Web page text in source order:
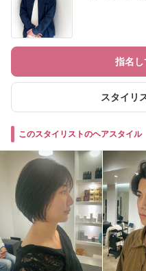
指名し
スタイリ
このスタイリストのヘアスタイル